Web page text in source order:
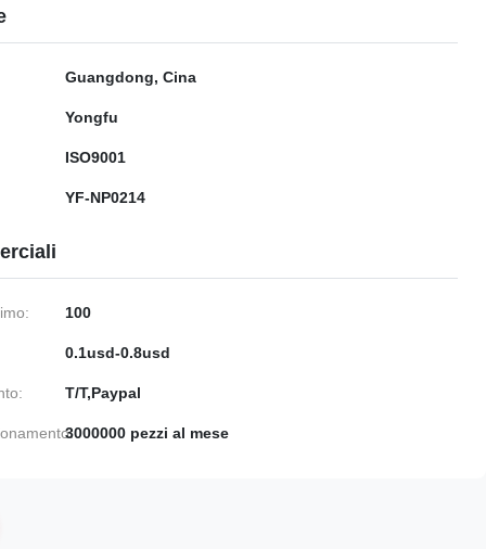
Guangdong, Cina
Yongfu
ISO9001
YF-NP0214
100
0.1usd-0.8usd
T/T,Paypal
3000000 pezzi al mese